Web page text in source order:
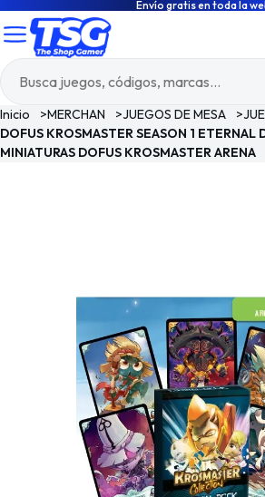
Envío gratis en toda la
Inicio >MERCHAN >JUEGOS DE MESA >
DOFUS KROSMASTER SEASON 1 ETERNAL
MINIATURAS DOFUS KROSMASTER ARENA